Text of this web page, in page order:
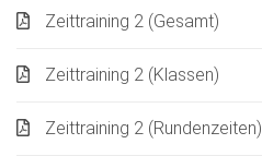
Zeittraining 2 (Gesamt)
Zeittraining 2 (Klassen)
Zeittraining 2 (Rundenzeiten)